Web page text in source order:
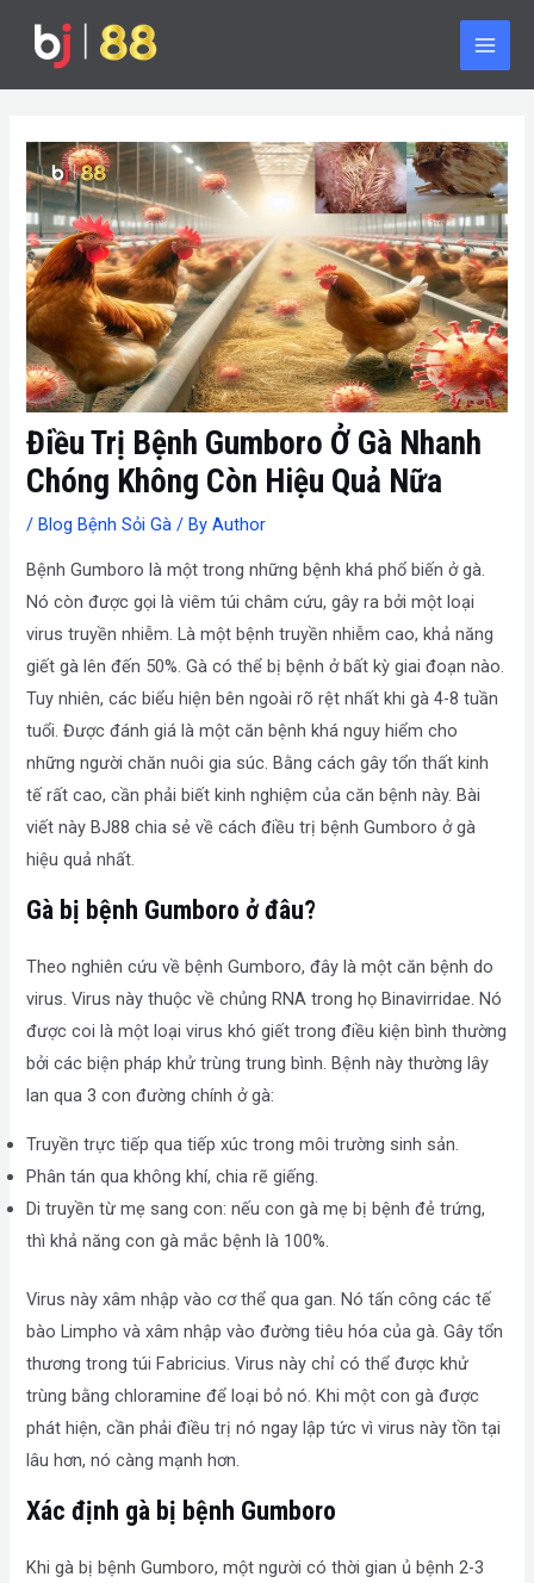
Main
Điều Trị Bệnh Gumboro Ở Gà Nhanh
Chóng Không Còn Hiệu Quả Nữa
/Blog Bệnh Sỏi Gà / ByAuthor
Bệnh Gumboro là một trong những bệnh khá phổ biến ở gà.
Nó còn được gọi là viêm túi châm cứu, gây ra bởi một loại
virus truyền nhiễm. Là một bệnh truyền nhiễm cao, khả năng
giết gà lên đến 50%. Gà có thể bị bệnh ở bất kỳ giai đoạn nào.
Tuy nhiên, các biểu hiện bên ngoài rõ rệt nhất khi gà 4-8 tuần
tuổi. Được đánh giá là một căn bệnh khá nguy hiểm cho
những người chăn nuôi gia súc. Bằng cách gây tổn thất kinh
tế rất cao, cần phải biết kinh nghiệm của căn bệnh này. Bài
viết này BJ88 chia sẻ về cách điều trị bệnh Gumboro ở gà
hiệu quả nhất.
Gà bị bệnh Gumboro ở đâu?
Theo nghiên cứu về bệnh Gumboro, đây là một căn bệnh do
virus. Virus này thuộc về chủng RNA trong họ Binavirridae. Nó
được coi là một loại virus khó giết trong điều kiện bình thường
bởi các biện pháp khử trùng trung bình. Bệnh này thường lây
lan qua 3 con đường chính ở gà:
Truyền trực tiếp qua tiếp xúc trong môi trường sinh sản.
Phân tán qua không khí, chia rẽ giếng.
Di truyền từ mẹ sang con: nếu con gà mẹ bị bệnh đẻ trứng,
thì khả năng con gà mắc bệnh là 100%.
Virus này xâm nhập vào cơ thể qua gan. Nó tấn công các tế
bào Limpho và xâm nhập vào đường tiêu hóa của gà. Gây tổn
thương trong túi Fabricius. Virus này chỉ có thể được khử
trùng bằng chloramine để loại bỏ nó. Khi một con gà được
phát hiện, cần phải điều trị nó ngay lập tức vì virus này tồn tại
lâu hơn, nó càng mạnh hơn.
Xác định gà bị bệnh Gumboro
Khi gà bị bệnh Gumboro, một người có thời gian ủ bệnh 2-3
navigation